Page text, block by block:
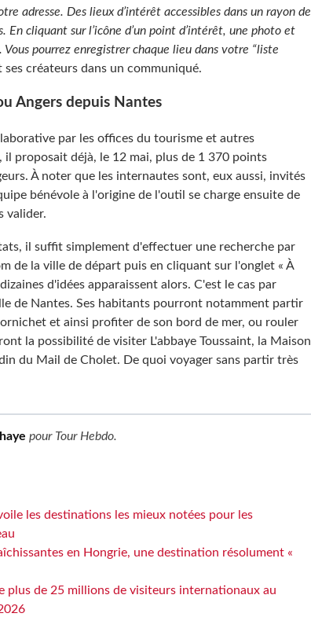
adresse. Des lieux d’intérêt accessibles dans un rayon de
En cliquant sur l’icône d’un point d’intérêt, une photo et
Vous pourrez enregistrer chaque lieu dans votre “liste
ses créateurs dans un communiqué.
Angers depuis Nantes
par les offices du tourisme et autres
proposait déjà, le 12 mai, plus de 1 370 points
À noter que les internautes sont, eux aussi, invités
bénévole à l'origine de l'outil se charge ensuite de
valider.
il suffit simplement d'effectuer une recherche par
de la ville de départ puis en cliquant sur l'onglet « À
d'idées apparaissent alors. C'est le cas par
de Nantes. Ses habitants pourront notamment partir
et ainsi profiter de son bord de mer, ou rouler
la possibilité de visiter L'abbaye Toussaint, la Maison
du Mail de Cholet. De quoi voyager sans partir très
pour Tour Hebdo.
les destinations les mieux notées pour les
en Hongrie, une destination résolument «
plus de 25 millions de visiteurs internationaux au